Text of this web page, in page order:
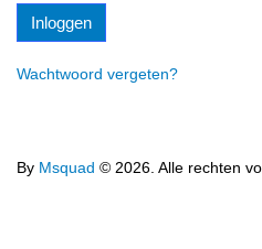
Inloggen
Wachtwoord vergeten?
By Msquad © 2026. Alle rechten